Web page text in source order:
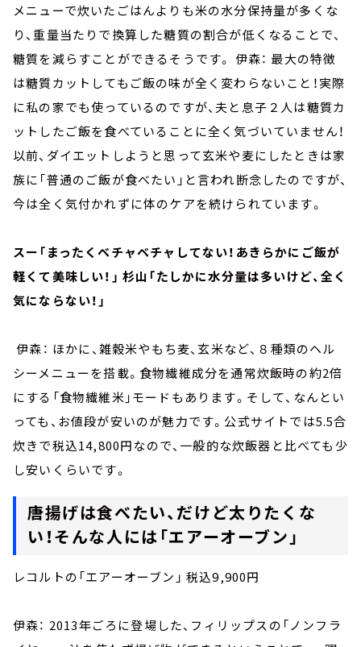
メニューで炊いたごはんよりも米の水分保持量が多くな
り、重量当たりで換算した糖質の割合が低くなることで、
糖質を減らすことができるそうです。 伊森： 最大の特徴
は糖質カットしてもご飯の味が全く変わらないこと！実際
に私の家でも使っているのですが、夫と息子２人は糖質カ
ットしたご飯を食べていることに全く気づいていません！
以前、ダイエットしようと思って玄米や麦にしたときは家
族に「普通のご飯が食べたい」と言われ断念したのですが、
今は全く気付かれずに体のケアを続けられています。
スー「まったくベチャベチャしてない！あきらかにご飯が
軽くて美味しい！」 杉山「たしかに水分量は多いけど、全く
気にならない！」
伊森： ほかに、雑穀米やもち麦、玄米など、８種類のヘル
シーメニューを搭載。食物繊維成分を通常炊飯時の約2倍
にする「食物繊維米」モードもあります。そして、なんとい
っても、お値段が安いのが魅力です。公式サイトでは5.5合
炊きで税込14,800円なので、一般的な炊飯器と比べても少
し安いくらいです。
唐揚げは食べたい、だけど太りたくな
い！そんな人には「エアーオーブン」
レコルトの「エアーオーブン」 税込9,900円
伊森： 2013年ごろに登場した、フィリップスの「ノンフラ